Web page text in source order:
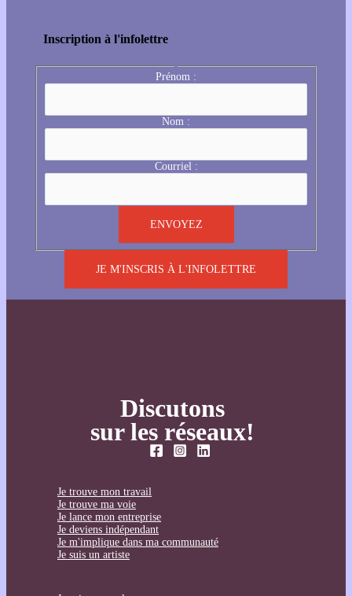
Inscription à l'infolettre
Prénom :
Nom :
Courriel :
JE M'INSCRIS À L'INFOLETTRE
Discutons
sur les réseaux!
Je trouve mon travail
Je trouve ma voie
Je lance mon entreprise
Je deviens indépendant
Je m'implique dans ma communauté
Je suis un artiste